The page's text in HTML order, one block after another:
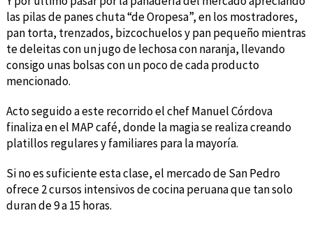
las pilas de panes chuta “de Oropesa”, en los mostradores,
pan torta, trenzados, bizcochuelos y pan pequeño mientras
te deleitas con un jugo de lechosa con naranja, llevando
consigo unas bolsas con un poco de cada producto
mencionado.
Acto seguido a este recorrido el chef Manuel Córdova
finaliza en el MAP café, donde la magia se realiza creando
platillos regulares y familiares para la mayoría.
Si no es suficiente esta clase, el mercado de San Pedro
ofrece 2 cursos intensivos de cocina peruana que tan solo
duran de 9 a 15 horas.